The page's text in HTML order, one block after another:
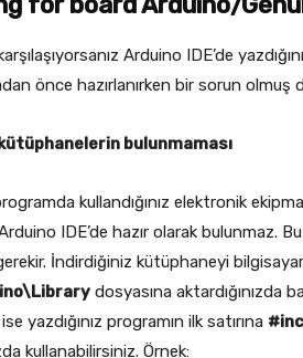
Arduino IDE’de
önce hazırlanırken bir sorun olmuş
bulunmaması
kullandığınız elektronik
IDE’de hazır olarak bulunmaz.
İndirdiğiniz kütüphaneyi
dosyasına aktardığınızda
yazdığınız programın ilk satırına
kullanabilirsiniz. Örnek: